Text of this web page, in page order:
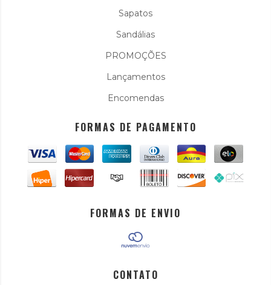
Sapatos
Sandálias
PROMOÇÕES
Lançamentos
Encomendas
FORMAS DE PAGAMENTO
FORMAS DE ENVIO
CONTATO